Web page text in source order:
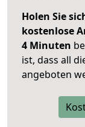
Holen Sie
kostenlose
4 Minuten
ist, dass all
angeboten